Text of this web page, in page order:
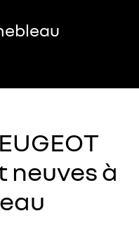
neuves à